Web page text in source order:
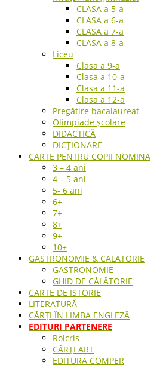
CLASA a 5-a
CLASA a 6-a
CLASA a 7-a
CLASA a 8-a
Liceu
Clasa a 9-a
Clasa a 10-a
Clasa a 11-a
Clasa a 12-a
Pregătire bacalaureat
Olimpiade școlare
DIDACTICĂ
DICȚIONARE
CARTE PENTRU COPII NOMINA
3 – 4 ani
4 – 5 ani
5- 6 ani
6+
7+
8+
9+
10+
GASTRONOMIE & CALATORIE
GASTRONOMIE
GHID DE CĂLĂTORIE
CARTE DE ISTORIE
LITERATURĂ
CĂRȚI ÎN LIMBA ENGLEZĂ
EDITURI PARTENERE
Rolcris
CĂRȚI ART
EDITURA COMPER